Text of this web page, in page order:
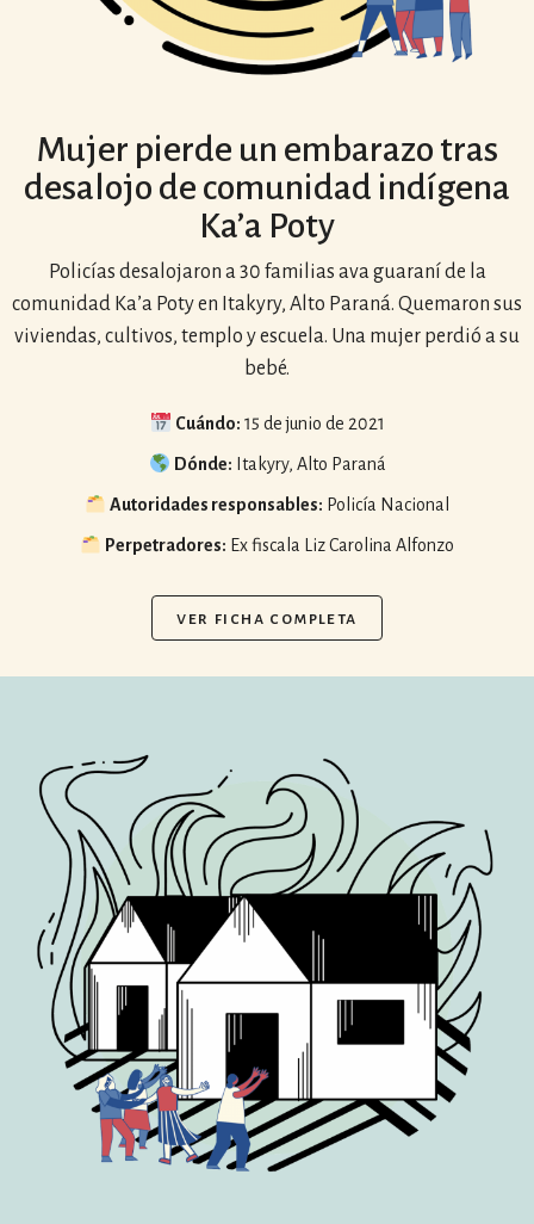
Mujer pierde un embarazo tras
desalojo de comunidad indígena
Ka’a Poty
Policías desalojaron a 30 familias ava guaraní de la
comunidad Ka’a Poty en Itakyry, Alto Paraná. Quemaron sus
viviendas, cultivos, templo y escuela. Una mujer perdió a su
bebé.
Cuándo: 15 de junio de 2021
Dónde: Itakyry, Alto Paraná
Autoridades responsables: Policía Nacional
Perpetradores: Ex fiscala Liz Carolina Alfonzo
ver ficha completa